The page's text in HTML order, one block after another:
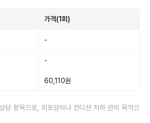
가격(1회)
-
-
60,110원
담 항목으로, 피로감이나 컨디션 저하 관리 목적으